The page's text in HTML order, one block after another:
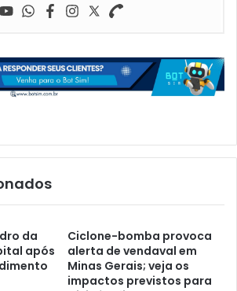
da
após
Ciclone-bomba provoca
alerta de vendaval em
Minas Gerais; veja os
impactos previstos para